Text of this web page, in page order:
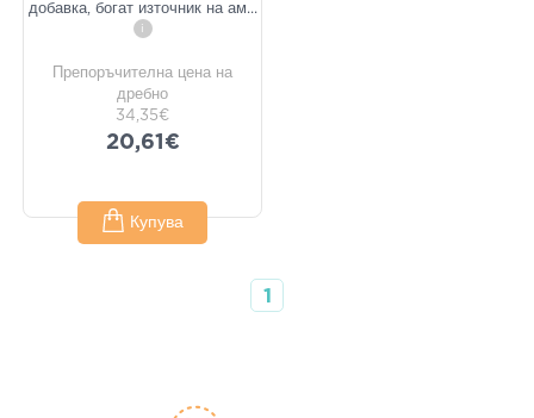
добавка, богат източник на ам...
i
Препоръчителна цена на
дребно
34,35€
20,61€
Купува
1